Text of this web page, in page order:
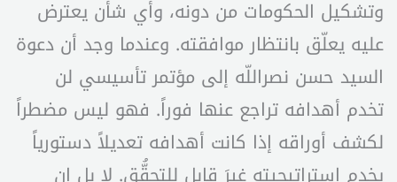
وتشكيل الحكومات من دونه، وأي شأن يعترض
عليه يعلّق بانتظار موافقته. وعندما وجد أن دعوة
السيد حسن نصراللّه إلى مؤتمر تأسيسي لن
تخدم أهدافه تراجع عنها فوراً. فهو ليس مضطراً
لكشف أوراقه إذا كانت أهدافه تعديلاً دستورياً
يخدم استراتيجيته غيرَ قابل للتحقُّق. لا بل إن